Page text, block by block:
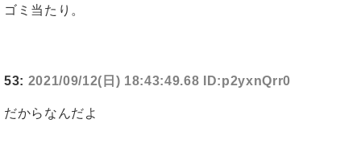
ゴミ当たり。
53: 2021/09/12(日) 18:43:49.68 ID:p2yxnQrr0
だからなんだよ